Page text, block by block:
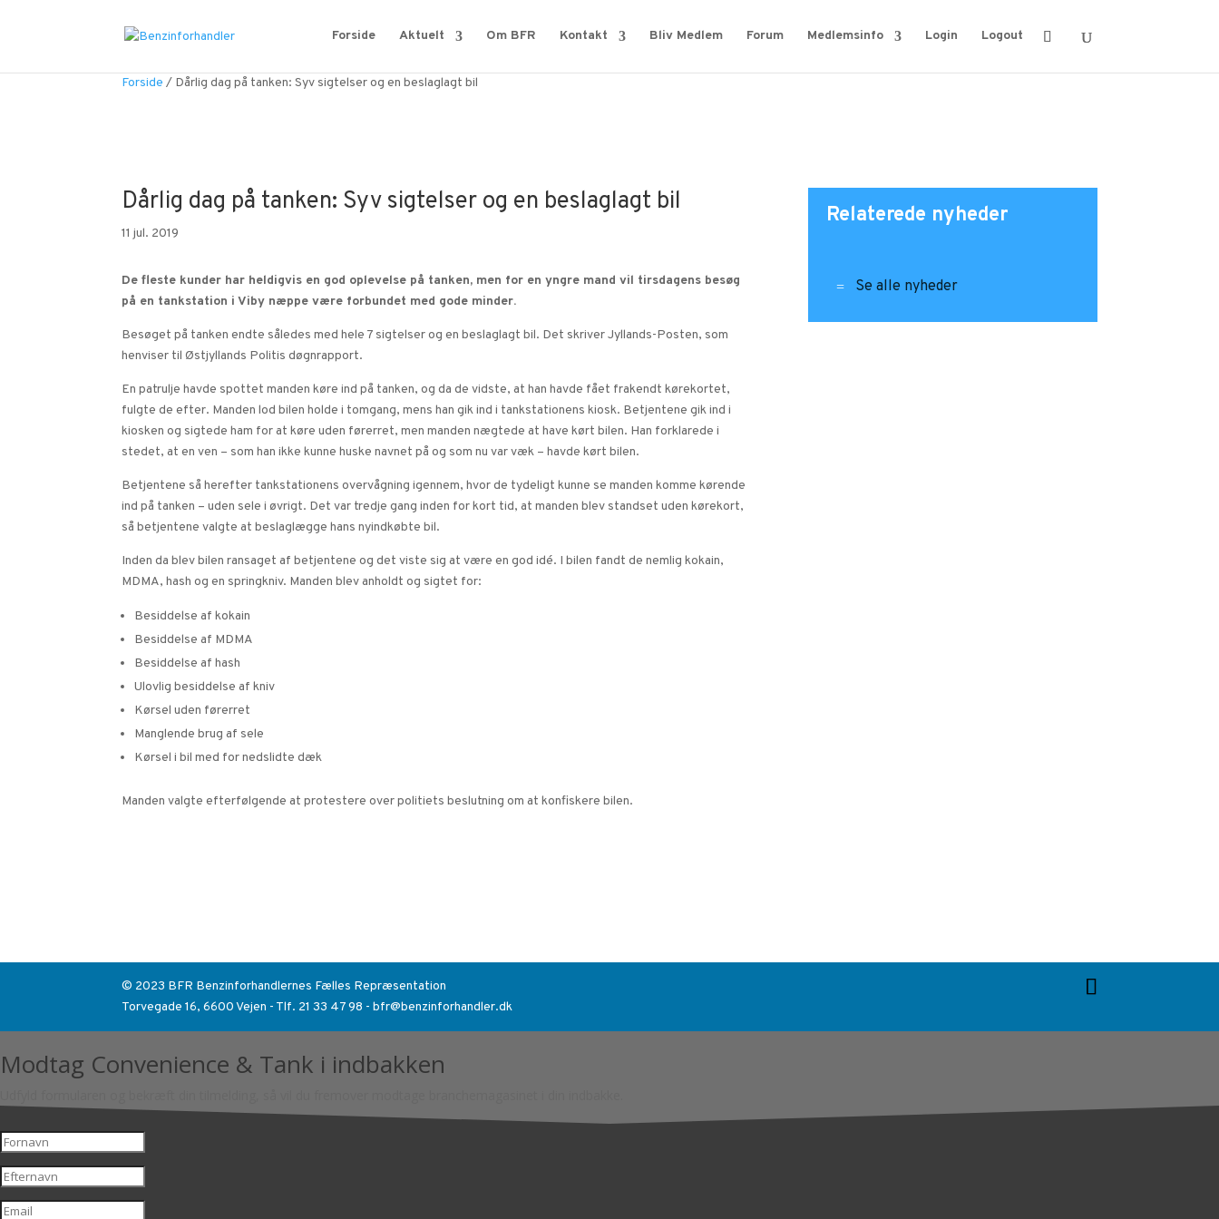
Forside Aktuelt Om BFR Kontakt Bliv Medlem Forum Medlemsinfo Login Logout
Forside / Dårlig dag på tanken: Syv sigtelser og en beslaglagt bil
Dårlig dag på tanken: Syv sigtelser og en beslaglagt bil
11 jul. 2019
De fleste kunder har heldigvis en god oplevelse på tanken, men for en yngre mand vil tirsdagens besøg
på en tankstation i Viby næppe være forbundet med gode minder.
Besøget på tanken endte således med hele 7 sigtelser og en beslaglagt bil. Det skriver Jyllands-Posten, som
henviser til Østjyllands Politis døgnrapport.
En patrulje havde spottet manden køre ind på tanken, og da de vidste, at han havde fået frakendt kørekortet,
fulgte de efter. Manden lod bilen holde i tomgang, mens han gik ind i tankstationens kiosk. Betjentene gik ind i
kiosken og sigtede ham for at køre uden førerret, men manden nægtede at have kørt bilen. Han forklarede i
stedet, at en ven – som han ikke kunne huske navnet på og som nu var væk – havde kørt bilen.
Betjentene så herefter tankstationens overvågning igennem, hvor de tydeligt kunne se manden komme kørende
ind på tanken – uden sele i øvrigt. Det var tredje gang inden for kort tid, at manden blev standset uden kørekort,
så betjentene valgte at beslaglægge hans nyindkøbte bil.
Inden da blev bilen ransaget af betjentene og det viste sig at være en god idé. I bilen fandt de nemlig kokain,
MDMA, hash og en springkniv. Manden blev anholdt og sigtet for:
Besiddelse af kokain
Besiddelse af MDMA
Besiddelse af hash
Ulovlig besiddelse af kniv
Kørsel uden førerret
Manglende brug af sele
Kørsel i bil med for nedslidte dæk
Manden valgte efterfølgende at protestere over politiets beslutning om at konfiskere bilen.
Relaterede nyheder
Se alle nyheder
© 2023 BFR Benzinforhandlernes Fælles Repræsentation
Torvegade 16, 6600 Vejen - Tlf. 21 33 47 98 - bfr@benzinforhandler.dk
Modtag Convenience & Tank i indbakken